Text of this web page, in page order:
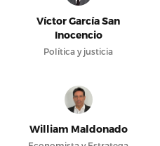
Víctor García San
Inocencio
Política y justicia
William Maldonado